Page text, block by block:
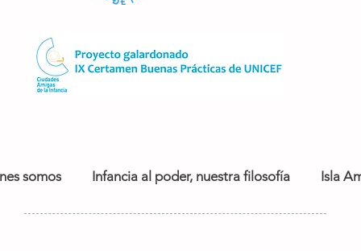
somos Infancia al poder, nuestra filosofía Isla